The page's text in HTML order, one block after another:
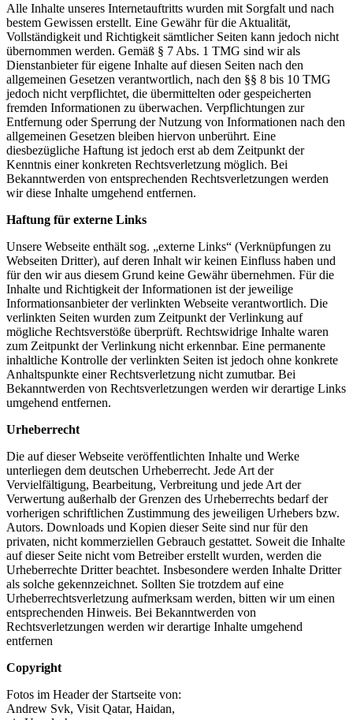
Alle Inhalte unseres Internetauftritts wurden mit Sorgfalt und nach
bestem Gewissen erstellt. Eine Gewähr für die Aktualität,
Vollständigkeit und Richtigkeit sämtlicher Seiten kann jedoch nicht
übernommen werden. Gemäß § 7 Abs. 1 TMG sind wir als
Dienstanbieter für eigene Inhalte auf diesen Seiten nach den
allgemeinen Gesetzen verantwortlich, nach den §§ 8 bis 10 TMG
jedoch nicht verpflichtet, die übermittelten oder gespeicherten
fremden Informationen zu überwachen. Verpflichtungen zur
Entfernung oder Sperrung der Nutzung von Informationen nach den
allgemeinen Gesetzen bleiben hiervon unberührt. Eine
diesbezügliche Haftung ist jedoch erst ab dem Zeitpunkt der
Kenntnis einer konkreten Rechtsverletzung möglich. Bei
Bekanntwerden von entsprechenden Rechtsverletzungen werden
wir diese Inhalte umgehend entfernen.
Haftung für externe Links
Unsere Webseite enthält sog. „externe Links“ (Verknüpfungen zu
Webseiten Dritter), auf deren Inhalt wir keinen Einfluss haben und
für den wir aus diesem Grund keine Gewähr übernehmen. Für die
Inhalte und Richtigkeit der Informationen ist der jeweilige
Informationsanbieter der verlinkten Webseite verantwortlich. Die
verlinkten Seiten wurden zum Zeitpunkt der Verlinkung auf
mögliche Rechtsverstöße überprüft. Rechtswidrige Inhalte waren
zum Zeitpunkt der Verlinkung nicht erkennbar. Eine permanente
inhaltliche Kontrolle der verlinkten Seiten ist jedoch ohne konkrete
Anhaltspunkte einer Rechtsverletzung nicht zumutbar. Bei
Bekanntwerden von Rechtsverletzungen werden wir derartige Links
umgehend entfernen.
Urheberrecht
Die auf dieser Webseite veröffentlichten Inhalte und Werke
unterliegen dem deutschen Urheberrecht. Jede Art der
Vervielfältigung, Bearbeitung, Verbreitung und jede Art der
Verwertung außerhalb der Grenzen des Urheberrechts bedarf der
vorherigen schriftlichen Zustimmung des jeweiligen Urhebers bzw.
Autors. Downloads und Kopien dieser Seite sind nur für den
privaten, nicht kommerziellen Gebrauch gestattet. Soweit die Inhalte
auf dieser Seite nicht vom Betreiber erstellt wurden, werden die
Urheberrechte Dritter beachtet. Insbesondere werden Inhalte Dritter
als solche gekennzeichnet. Sollten Sie trotzdem auf eine
Urheberrechtsverletzung aufmerksam werden, bitten wir um einen
entsprechenden Hinweis. Bei Bekanntwerden von
Rechtsverletzungen werden wir derartige Inhalte umgehend
entfernen
Copyright
Fotos im Header der Startseite von:
Andrew Svk, Visit Qatar, Haidan,